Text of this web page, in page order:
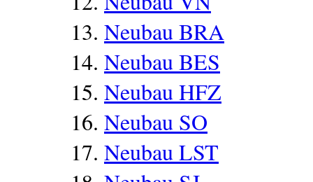
Neubau BRA
Neubau BES
Neubau HFZ
Neubau SO
Neubau LST